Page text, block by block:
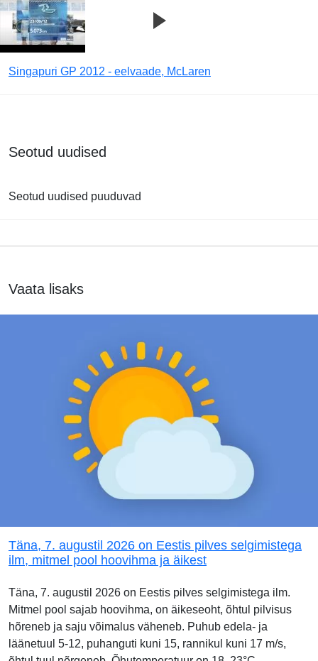
Singapuri GP 2012 - eelvaade, McLaren
Seotud uudised
Seotud uudised puuduvad
Vaata lisaks
Täna, 7. augustil 2026 on Eestis pilves selgimistega
ilm, mitmel pool hoovihma ja äikest
Täna, 7. augustil 2026 on Eestis pilves selgimistega ilm.
Mitmel pool sajab hoovihma, on äikeseoht, õhtul pilvisus
hõreneb ja saju võimalus väheneb. Puhub edela- ja
läänetuul 5-12, puhanguti kuni 15, rannikul kuni 17 m/s,